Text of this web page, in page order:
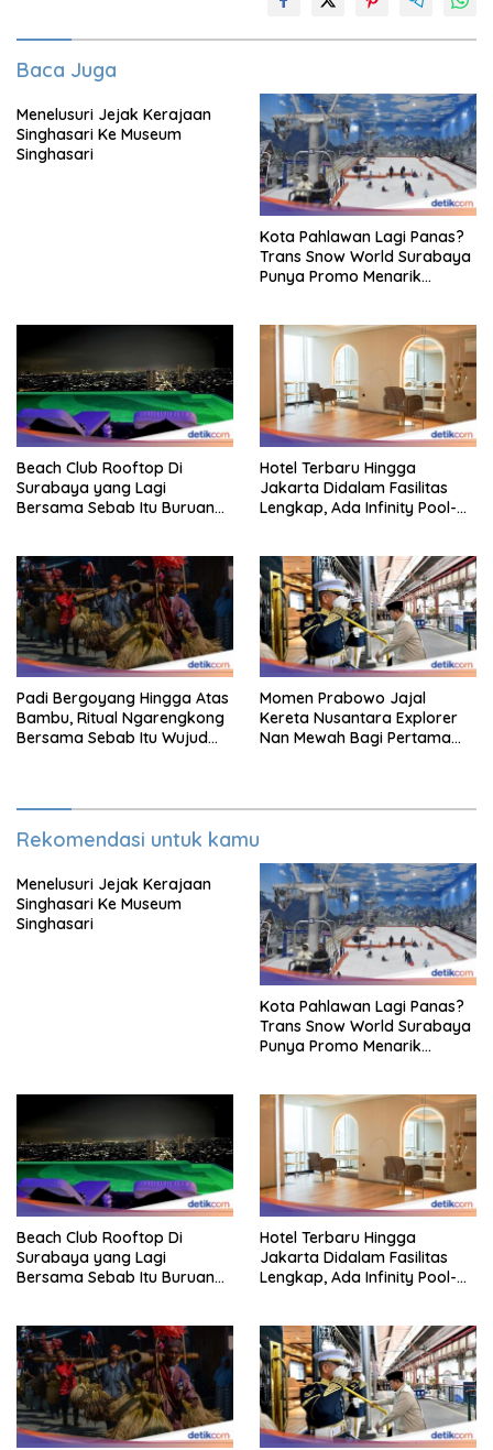
Baca Juga
Menelusuri Jejak Kerajaan
Singhasari Ke Museum
Singhasari
Kota Pahlawan Lagi Panas?
Trans Snow World Surabaya
Punya Promo Menarik
Beach Club Rooftop Di
Surabaya yang Lagi
Bersama Sebab Itu Buruan
Hotel Terbaru Hingga
Jakarta Didalam Fasilitas
Lengkap, Ada Infinity Pool-
Padi Bergoyang Hingga Atas
Bambu, Ritual Ngarengkong
Bersama Sebab Itu Wujud
Momen Prabowo Jajal
Kereta Nusantara Explorer
Nan Mewah Bagi Pertama
Rekomendasi untuk kamu
Menelusuri Jejak Kerajaan
Singhasari Ke Museum
Singhasari
Kota Pahlawan Lagi Panas?
Trans Snow World Surabaya
Punya Promo Menarik
Beach Club Rooftop Di
Surabaya yang Lagi
Bersama Sebab Itu Buruan
Hotel Terbaru Hingga
Jakarta Didalam Fasilitas
Lengkap, Ada Infinity Pool-